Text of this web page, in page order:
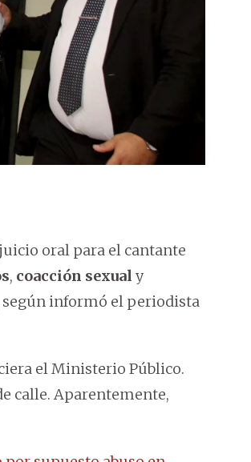
oral para el cantante
, coacción sexual y
según informó el periodista
el Ministerio Público.
calle. Aparentemente,